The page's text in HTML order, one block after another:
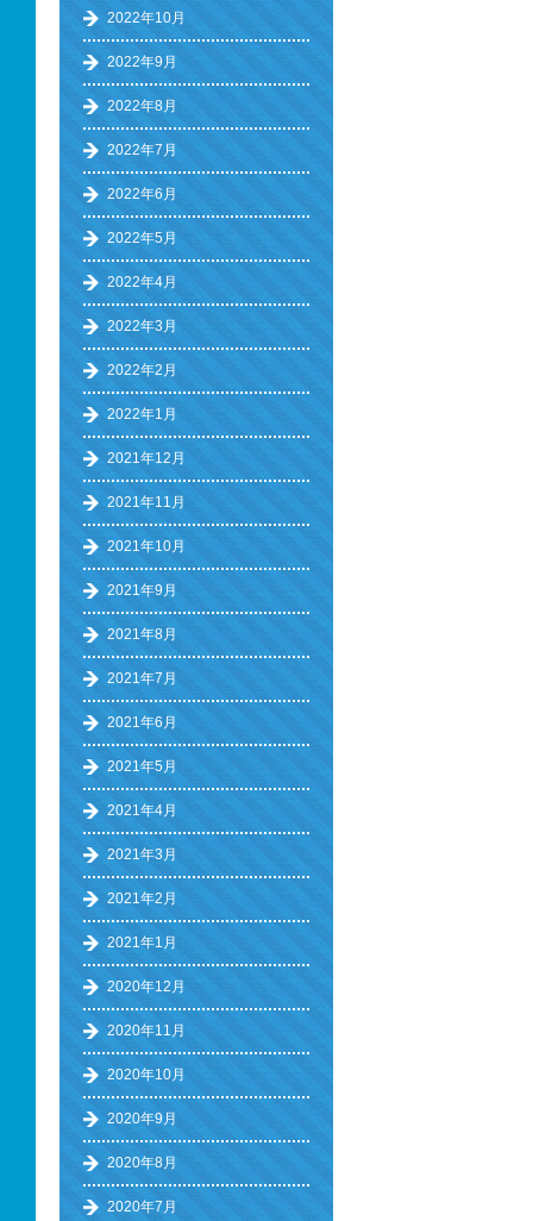
2022年10月
2022年9月
2022年8月
2022年7月
2022年6月
2022年5月
2022年4月
2022年3月
2022年2月
2022年1月
2021年12月
2021年11月
2021年10月
2021年9月
2021年8月
2021年7月
2021年6月
2021年5月
2021年4月
2021年3月
2021年2月
2021年1月
2020年12月
2020年11月
2020年10月
2020年9月
2020年8月
2020年7月